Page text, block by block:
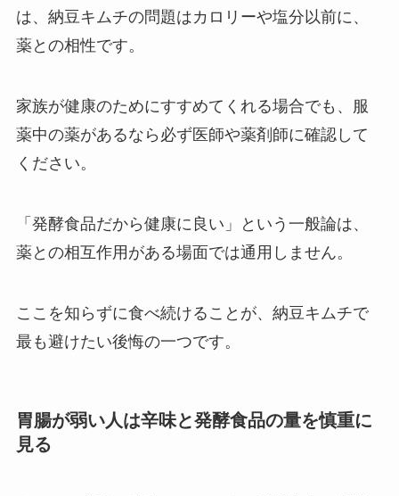
は、納豆キムチの問題はカロリーや塩分以前に、
薬との相性です。
家族が健康のためにすすめてくれる場合でも、服
薬中の薬があるなら必ず医師や薬剤師に確認して
ください。
「発酵食品だから健康に良い」という一般論は、
薬との相互作用がある場面では通用しません。
ここを知らずに食べ続けることが、納豆キムチで
最も避けたい後悔の一つです。
胃腸が弱い人は辛味と発酵食品の量を慎重に
見る